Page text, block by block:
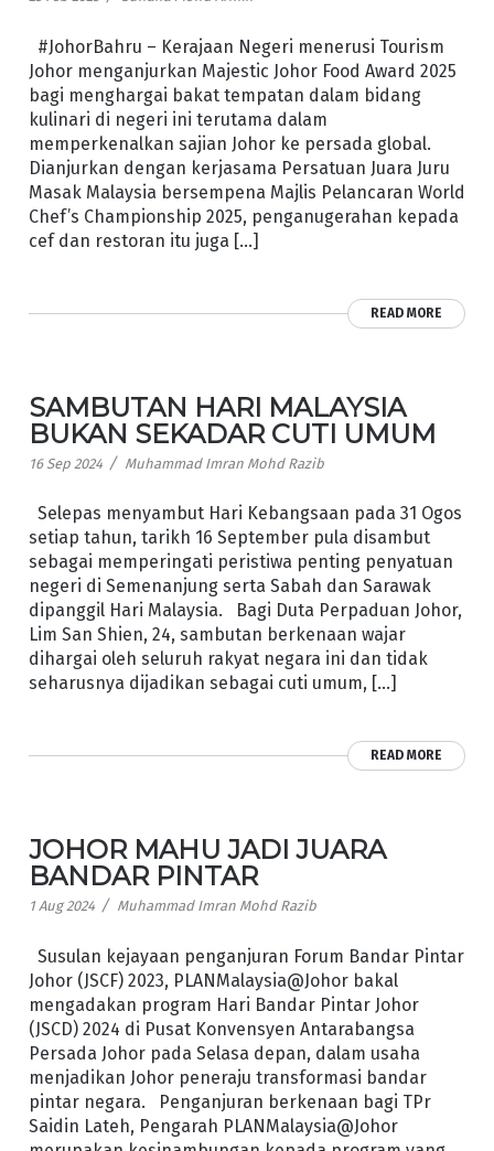
#JohorBahru – Kerajaan Negeri menerusi Tourism
Johor menganjurkan Majestic Johor Food Award 2025
bagi menghargai bakat tempatan dalam bidang
kulinari di negeri ini terutama dalam
memperkenalkan sajian Johor ke persada global.
Dianjurkan dengan kerjasama Persatuan Juara Juru
Masak Malaysia bersempena Majlis Pelancaran World
Chef’s Championship 2025, penganugerahan kepada
cef dan restoran itu juga […]
READ MORE
SAMBUTAN HARI MALAYSIA
BUKAN SEKADAR CUTI UMUM
16 Sep 2024 / Muhammad Imran Mohd Razib
Selepas menyambut Hari Kebangsaan pada 31 Ogos
setiap tahun, tarikh 16 September pula disambut
sebagai memperingati peristiwa penting penya­tuan
negeri di Semenanjung serta Sabah dan Sarawak
dipanggil Hari Malaysia. Bagi Duta Perpaduan Johor,
Lim San Shien, 24, sambutan berkenaan wajar
dihargai oleh seluruh rakyat negara ini dan tidak
seharusnya dijadikan sebagai cuti umum, […]
READ MORE
JOHOR MAHU JADI JUARA
BANDAR PINTAR
1 Aug 2024 / Muhammad Imran Mohd Razib
Susulan kejayaan penganjuran Forum Bandar Pintar
Johor (JSCF) 2023, PLANMalaysia@Johor bakal
mengadakan program Hari Bandar Pintar Johor
(JSCD) 2024 di Pusat Konvensyen Antarabangsa
Persada Johor pada Selasa depan, dalam usaha
menjadikan Johor peneraju transformasi bandar
pintar negara. Penganjuran berkenaan bagi TPr
Saidin Lateh, Pengarah PLANMalaysia@Johor